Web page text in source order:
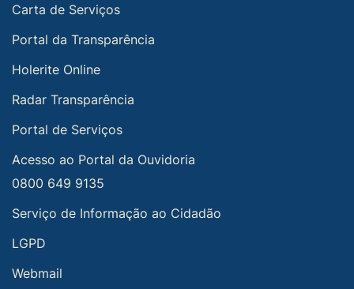
Carta de Serviços
Portal da Transparência
Holerite Online
Radar Transparência
Portal de Serviços
Acesso ao Portal da Ouvidoria
0800 649 9135
Serviço de Informação ao Cidadão
LGPD
Webmail